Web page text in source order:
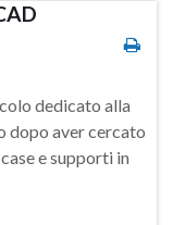
dedicato alla
dopo aver cercato
e supporti in